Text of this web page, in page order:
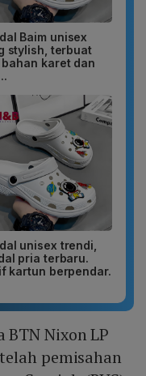
Baim unisex
stylish, terbuat
karet dan
unisex trendi,
pria terbaru.
kartun berpendar.
Nixon LP
pemisahan